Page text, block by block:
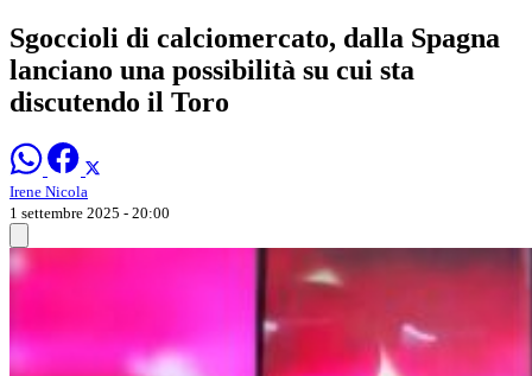
Sgoccioli di calciomercato, dalla Spagna
lanciano una possibilità su cui sta
discutendo il Toro
Irene Nicola
1 settembre 2025 - 20:00